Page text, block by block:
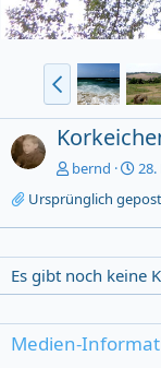
bernd
Ursprünglich
Es gibt noch keine
Medien-